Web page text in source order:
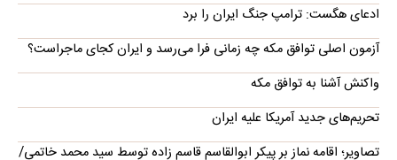
ادعای هگست: ترامپ جنگ ایران را برد
آزمون اصلی توافق مکه چه زمانی فرا می‌رسد و ایران کجای ماجراست؟
واکنش آشنا به توافق مکه
تحریم‌های جدید آمریکا علیه ایران
تصاویر؛ اقامه نماز بر پیکر ابوالقاسم قاسم زاده توسط سید محمد خاتمی/